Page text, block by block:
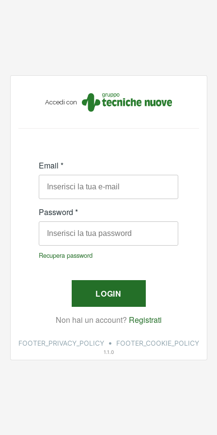
Accedi con
FOOTER_PRIVACY_POLICY • FOOTER_COOKIE_POLICY
1.1.0